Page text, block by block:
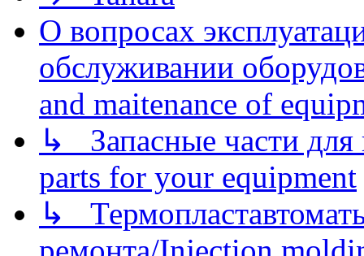
О вопросах
обслуживании
and maitenance of
↳ Запасные части для
parts for your equipment
↳